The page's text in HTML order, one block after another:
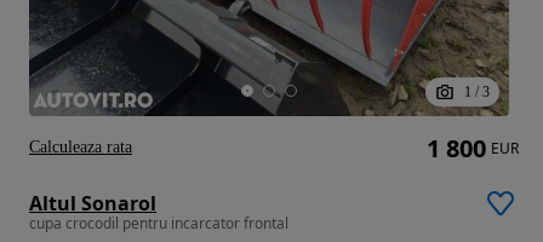
1 / 3
Altul Sonarol
cupa crocodil pentru incarcator frontal
1 800 EUR
Calculeaza rata